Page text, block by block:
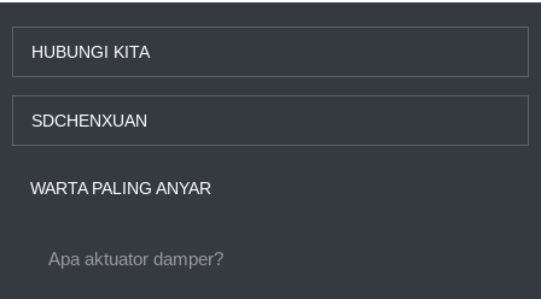
HUBUNGI KITA
SDCHENXUAN
WARTA PALING ANYAR
Apa aktuator damper?